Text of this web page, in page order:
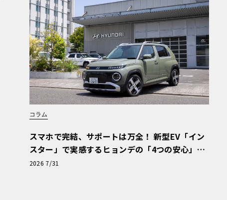
コラム
スマホで完結、サポートは万全！ 新型EV「イン
スター」で実感するヒョンデの「4つの安心」
【第1回・ヒョンデ6つの疑問：Why? Hyunda
2026 7/31